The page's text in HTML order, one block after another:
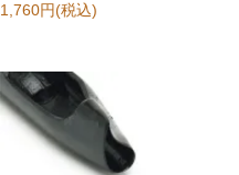
1,760円(税込)